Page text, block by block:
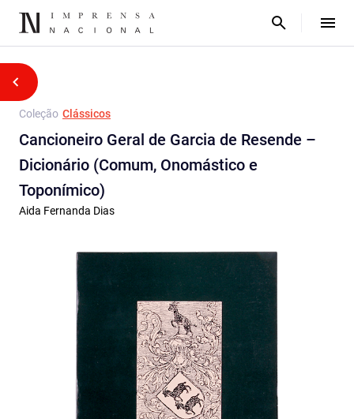
Coleção Clássicos
Cancioneiro Geral de Garcia de Resende –
Dicionário (Comum, Onomástico e
Toponímico)
Aida Fernanda Dias